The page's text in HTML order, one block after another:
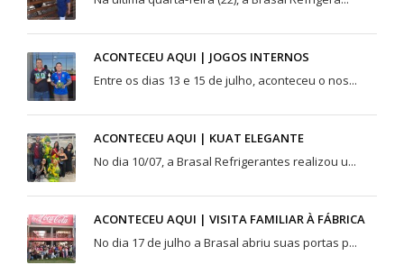
ACONTECEU AQUI | JOGOS INTERNOS
Entre os dias 13 e 15 de julho, aconteceu o nos...
ACONTECEU AQUI | KUAT ELEGANTE
No dia 10/07, a Brasal Refrigerantes realizou u...
ACONTECEU AQUI | VISITA FAMILIAR À FÁBRICA
No dia 17 de julho a Brasal abriu suas portas p...